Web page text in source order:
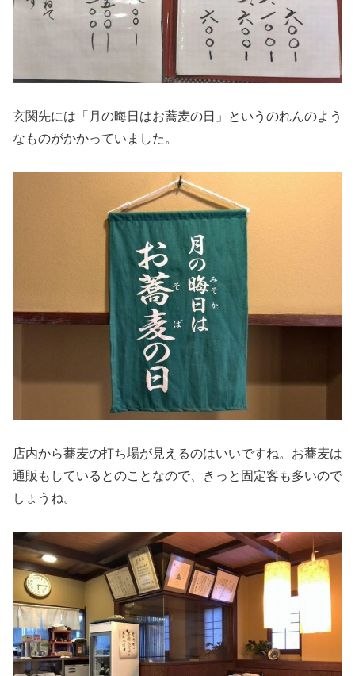
玄関先には「月の晦日はお蕎麦の日」というのれんのよう
なものがかかっていました。
店内から蕎麦の打ち場が見えるのはいいですね。お蕎麦は
通販もしているとのことなので、きっと固定客も多いので
しょうね。